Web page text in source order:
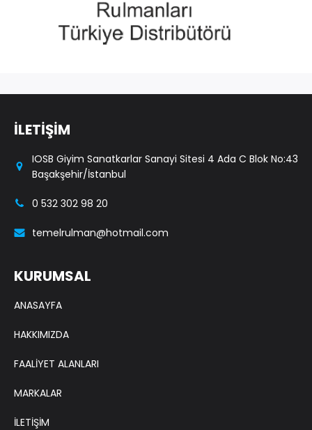
İLETİŞİM
IOSB Giyim Sanatkarlar Sanayi Sitesi 4 Ada C Blok No:43
Başakşehir/İstanbul
0 532 302 98 20
temelrulman@hotmail.com
KURUMSAL
ANASAYFA
HAKKIMIZDA
FAALİYET ALANLARI
MARKALAR
İLETİŞİM